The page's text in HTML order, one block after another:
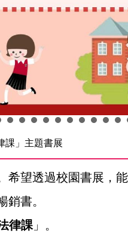
課」主題書展
望透過校園書展，
書。
律課」。